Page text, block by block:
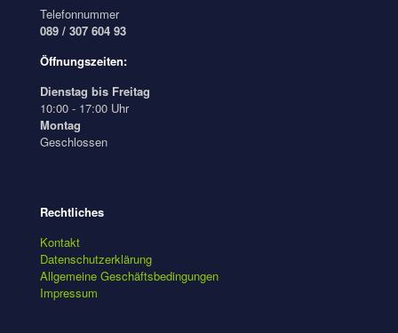
Telefonnummer
089 / 307 604 93
Öffnungszeiten:
Dienstag bis Freitag
10:00 - 17:00 Uhr
Montag
Geschlossen
Rechtliches
Kontakt
Datenschutzerklärung
Allgemeine Geschäftsbedingungen
Impressum